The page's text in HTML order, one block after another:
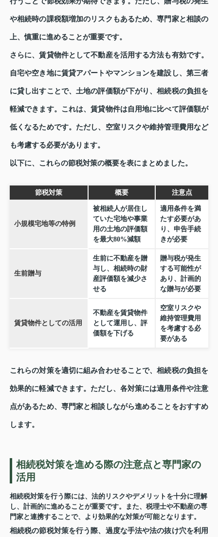
や相続時の課税額増加のリスクもあるため、専門家と相談の
上、慎重に進めることが重要です。
さらに、賃貸物件として不動産を活用する方法も有効です。
自宅や空き地に賃貸アパートやマンションを建設し、第三者
に貸し出すことで、土地の評価額が下がり、相続税の負担を
軽減できます。これは、賃貸物件は自用地に比べて評価額が
低くなるためです。ただし、空室リスクや維持管理費用など
も考慮する必要があります。
以下に、これらの節税対策の概要を表にまとめました。
節税対策 概要 注意点
小規模宅地等の特例
被相続人が居住し
ていた宅地や事業
用の土地の評価額
を最大80%減額
適用条件を満
たす必要があ
り、申告手続
きが必要
生前贈与
生前に不動産を贈
与し、相続時の財
産評価額を減少さ
せる
贈与税が発生
する可能性が
あり、計画的
な贈与が必要
賃貸物件としての活用
不動産を賃貸物件
として運用し、評
価額を下げる
空室リスクや
維持管理費用
を考慮する必
要がある
これらの対策を適切に組み合わせることで、相続税の負担を
効果的に軽減できます。ただし、各対策には適用条件や注意
点があるため、専門家と相談しながら進めることをおすすめ
します。
相続税対策を進める際の注意点と専門家の
活用
相続税対策を行う際には、法的リスクやデメリットを十分に理解
し、計画的に進めることが重要です。また、税理士や不動産の専
門家と連携することで、より効果的な対策が可能となります。
相続税の節税対策を行う際、過度な手法や法の抜け穴を利用